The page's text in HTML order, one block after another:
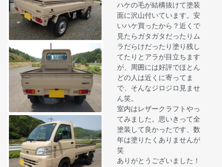
ハケの毛が結構抜けて塗装
面に沢山付いています。安
いハケ買ったから？近くで
見たらガタガタだったりム
ラだらけだったり塗り残し
てたりとアラが目立ちます
が、周囲には好評でほとん
どの人は近くに寄ってま
で、そんなジロジロ見ませ
ん笑。
室内はレザークラフトやっ
てみました。思いきって全
塗装して良かったです、数
年は塗りたくありませんが
笑
ありがとうございました！